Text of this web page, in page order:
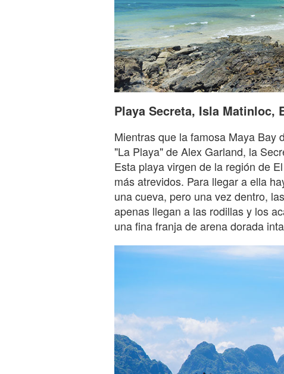
Playa Secreta, Isla Matinloc,
Mientras que la famosa Maya Bay
"La Playa" de Alex Garland, la
Esta playa virgen de la región de
más atrevidos. Para llegar a ella
una cueva, pero una vez dentro,
apenas llegan a las rodillas y los
una fina franja de arena dorada